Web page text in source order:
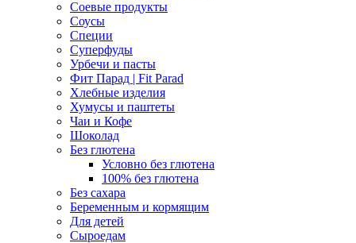
Соевые продукты
Соусы
Специи
Суперфуды
Урбечи и пасты
Фит Парад | Fit Parad
Хлебные изделия
Хумусы и паштеты
Чаи и Кофе
Шоколад
Без глютена
Условно без глютена
100% без глютена
Без сахара
Беременным и кормящим
Для детей
Сыроедам